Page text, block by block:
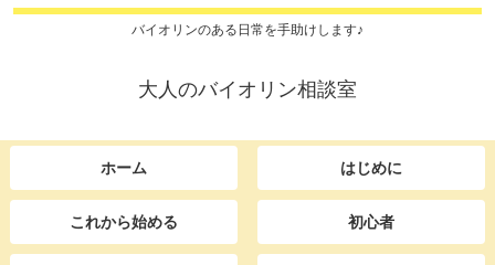
バイオリンのある日常を手助けします♪
大人のバイオリン相談室
ホーム はじめに
これから始める 初心者